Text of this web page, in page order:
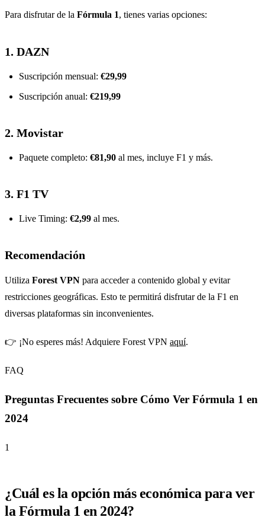
Para disfrutar de la Fórmula 1, tienes varias opciones:
1. DAZN
Suscripción mensual: €29,99
Suscripción anual: €219,99
2. Movistar
Paquete completo: €81,90 al mes, incluye F1 y más.
3. F1 TV
Live Timing: €2,99 al mes.
Recomendación
Utiliza Forest VPN para acceder a contenido global y evitar
restricciones geográficas. Esto te permitirá disfrutar de la F1 en
diversas plataformas sin inconvenientes.
👉 ¡No esperes más! Adquiere Forest VPN aquí.
FAQ
Preguntas Frecuentes sobre Cómo Ver Fórmula 1 en
2024
1
¿Cuál es la opción más económica para ver
la Fórmula 1 en 2024?